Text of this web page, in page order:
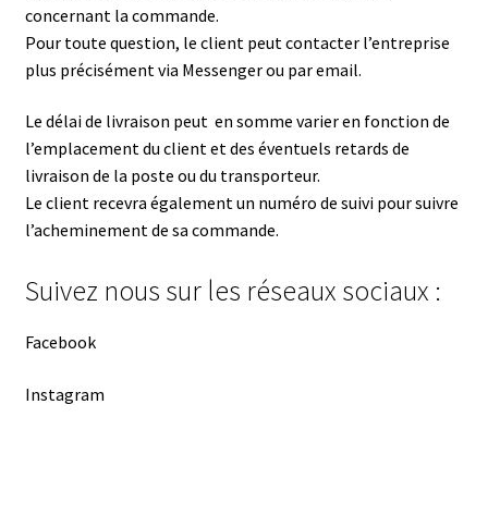
concernant la commande.
Pour toute question, le client peut contacter l’entreprise
plus précisément via Messenger ou par email.
Le délai de livraison peut en somme varier en fonction de
l’emplacement du client et des éventuels retards de
livraison de la poste ou du transporteur.
Le client recevra également un numéro de suivi pour suivre
l’acheminement de sa commande.
Suivez nous sur les réseaux sociaux :
Facebook
Instagram